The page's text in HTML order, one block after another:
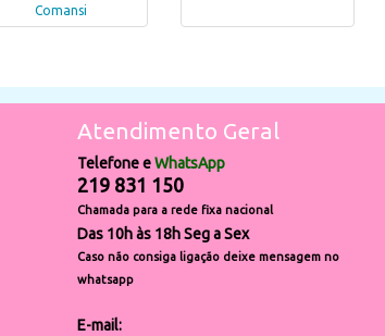
Comansi
Atendimento Geral
Telefone eWhatsApp
219 831 150
Chamada para a rede fixa nacional
Das 10h às 18h Seg a Sex
Caso não consiga ligação deixe mensagem no
whatsapp
E-mail: